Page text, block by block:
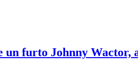
un furto Johnny